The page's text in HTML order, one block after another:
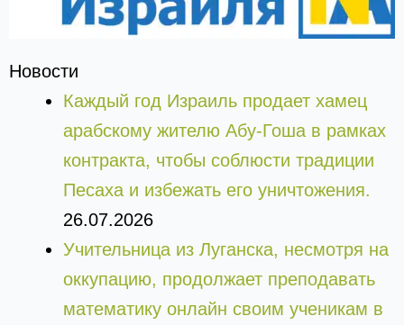
Новости
Каждый год Израиль продает хамец
арабскому жителю Абу-Гоша в рамках
контракта, чтобы соблюсти традиции
Песаха и избежать его уничтожения.
26.07.2026
Учительница из Луганска, несмотря на
оккупацию, продолжает преподавать
математику онлайн своим ученикам в